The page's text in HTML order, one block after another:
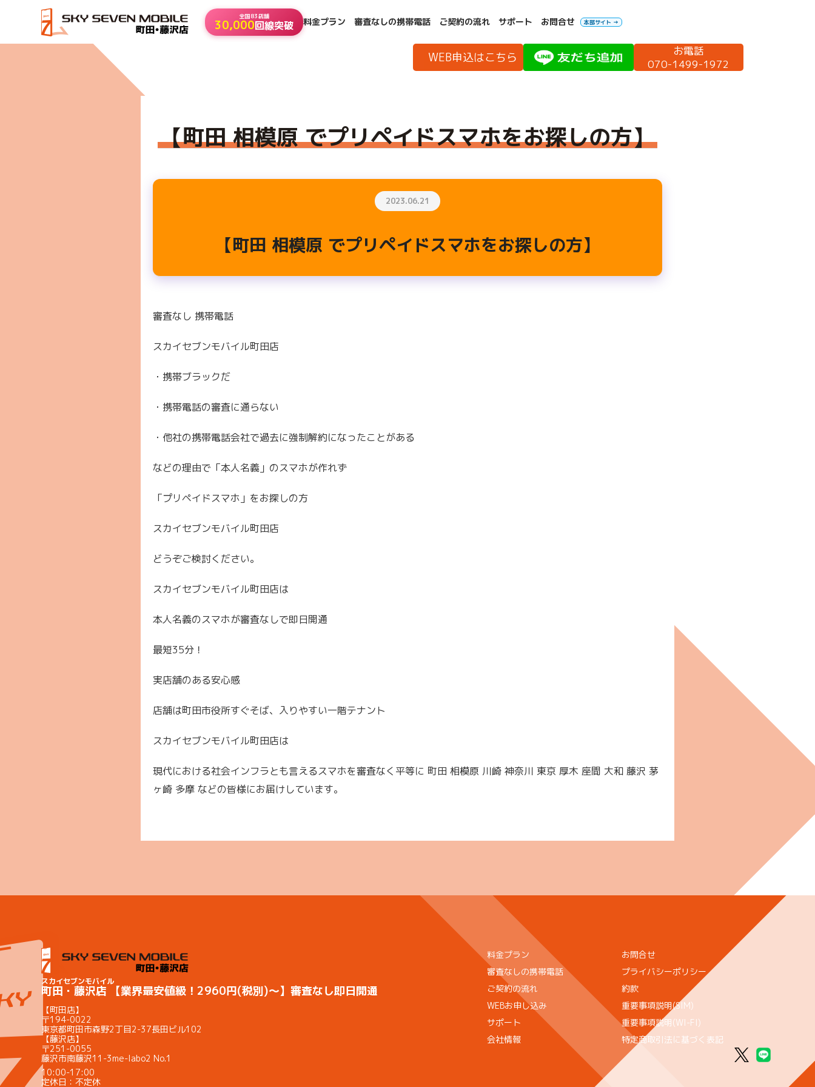
全国83店舗
30,000回線突破 料金プラン 審査なしの携帯電話 ご契約の流れ サポート お問合せ 本部サイト →
WEB申込はこちら
お電話
070-1499-1972
HOME 【町田 相模原 でプリペイドスマホをお探しの方】
【町田 相模原 でプリペイドスマホをお探しの方】
2023.06.21
【町田 相模原 でプリペイドスマホをお探しの方】
審査なし 携帯電話
スカイセブンモバイル町田店
・携帯ブラックだ
・携帯電話の審査に通らない
・他社の携帯電話会社で過去に強制解約になったことがある
などの理由で「本人名義」のスマホが作れず
「プリペイドスマホ」をお探しの方
スカイセブンモバイル町田店
どうぞご検討ください。
スカイセブンモバイル町田店は
本人名義のスマホが審査なしで即日開通
最短35分！
実店舗のある安心感
店舗は町田市役所すぐそば、入りやすい一階テナント
スカイセブンモバイル町田店は
現代における社会インフラとも言えるスマホを審査なく平等に 町田 相模原 川崎 神奈川 東京 厚木 座間 大和 藤沢 茅
ヶ崎 多摩 などの皆様にお届けしています。
スカイセブンモバイル
町田・藤沢店 【業界最安値級！2960円(税別)〜】審査なし即日開通
【町田店】
〒194-0022
東京都町田市森野2丁目2-37長田ビル102
【藤沢店】
〒251-0055
藤沢市南藤沢11-3me-labo2 No.1
10:00-17:00
定休日：不定休
料金プラン
審査なしの携帯電話
ご契約の流れ
WEBお申し込み
サポート
会社情報
お問合せ
プライバシーポリシー
約款
重要事項説明(SIM)
重要事項説明(WI-FI)
特定商取引法に基づく表記